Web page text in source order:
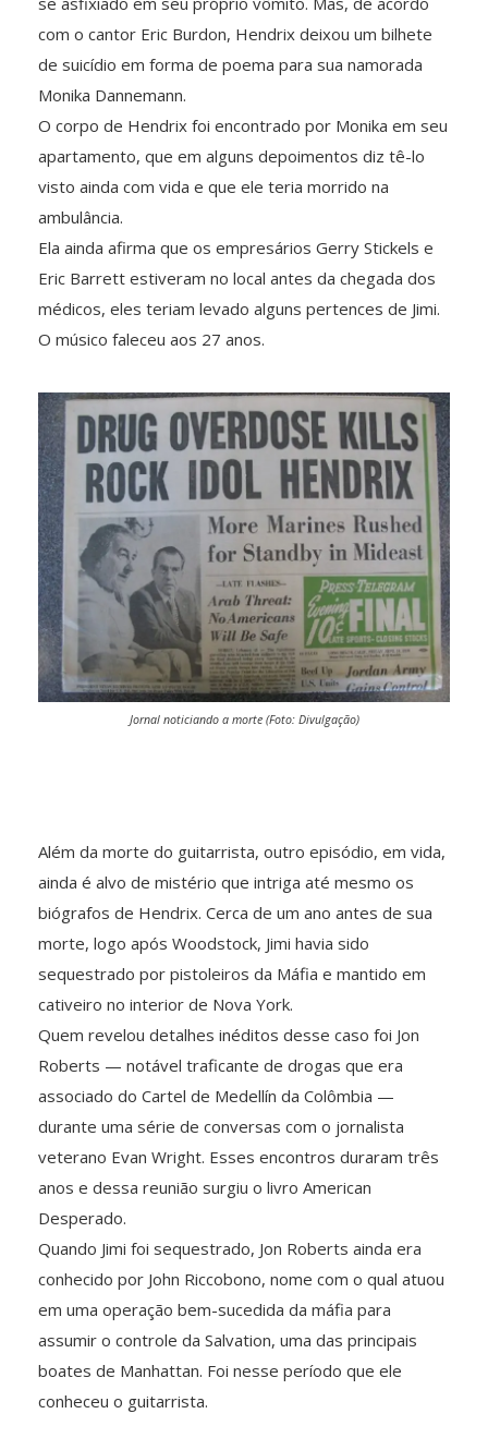
com o cantor Eric Burdon, Hendrix deixou um bilhete
de suicídio em forma de poema para sua namorada
Monika Dannemann.
O corpo de Hendrix foi encontrado por Monika em seu
apartamento, que em alguns depoimentos diz tê-lo
visto ainda com vida e que ele teria morrido na
ambulância.
Ela ainda afirma que os empresários Gerry Stickels e
Eric Barrett estiveram no local antes da chegada dos
médicos, eles teriam levado alguns pertences de Jimi.
O músico faleceu aos 27 anos.
Jornal noticiando a morte (Foto: Divulgação)
Além da morte do guitarrista, outro episódio, em vida,
ainda é alvo de mistério que intriga até mesmo os
biógrafos de Hendrix. Cerca de um ano antes de sua
morte, logo após Woodstock, Jimi havia sido
sequestrado por pistoleiros da Máfia e mantido em
cativeiro no interior de Nova York.
Quem revelou detalhes inéditos desse caso foi Jon
Roberts — notável traficante de drogas que era
associado do Cartel de Medellín da Colômbia —
durante uma série de conversas com o jornalista
veterano Evan Wright. Esses encontros duraram três
anos e dessa reunião surgiu o livro American
Desperado.
Quando Jimi foi sequestrado, Jon Roberts ainda era
conhecido por John Riccobono, nome com o qual atuou
em uma operação bem-sucedida da máfia para
assumir o controle da Salvation, uma das principais
boates de Manhattan. Foi nesse período que ele
conheceu o guitarrista.